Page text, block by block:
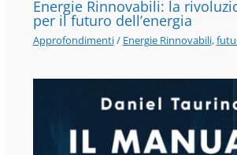
Energie Rinnovabili: la
per il futuro dell’energia
Approfondimenti/ Energie Rinnovabili,